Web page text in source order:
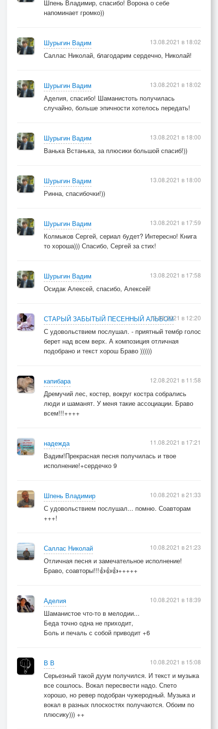
Шпень Владимир, спасибо! Ворона о себе
напоминает громко))
Шурыгин Вадим
Саллас Николай, благодарим сердечно, Николай!
13.08.2021 в 18:02
Шурыгин Вадим
Аделия, спасибо! Шаманистоть получилась
случайно, больше эпичности хотелось передать!
13.08.2021 в 18:02
Шурыгин Вадим
Ванька Встанька, за плюсики большой спасиб!))
13.08.2021 в 18:00
Шурыгин Вадим
Ринна, спасибочки!))
13.08.2021 в 18:00
Шурыгин Вадим
Колмыков Сергей, сериал будет? Интересно! Книга
то хороша))) Спасибо, Сергей за стих!
13.08.2021 в 17:59
Шурыгин Вадим
Осидак Алексей, спасибо, Алексей!
13.08.2021 в 17:58
СТАРЫЙ ЗАБЫТЫЙ ПЕСЕННЫЙ АЛЬБОМ
С удовольствием послушал. - приятный тембр голос
берет над всем верх. А композиция отличная
подобрано и текст хорош Браво ))))))
12.08.2021 в 12:20
капибара
Дремучий лес, костер, вокруг костра собрались
люди и шаманят. У меня такие ассоциации. Браво
всем!!!++++
12.08.2021 в 11:58
надежда
Вадим!Прекрасная песня получилась и твое
исполнение!+сердечко 9
11.08.2021 в 17:21
Шпень Владимир
С удовольствием послушал... помню. Соавторам
+++!
10.08.2021 в 21:33
Саллас Николай
Отличная песня и замечательное исполнение!
Браво, соавторы!!!👍👍👍+++++
10.08.2021 в 21:23
Аделия
Шаманистое что-то в мелодии...
Беда точно одна не приходит,
Боль и печаль с собой приводит +6
10.08.2021 в 18:39
В В
Серьезный такой дуум получился. И текст и музыка
все сошлось. Вокал пересвести надо. Спето
хорошо, но ревер подобран чужеродный. Музыка и
вокал в разных плоскостях получаются. Обоим по
плюсику))) ++
10.08.2021 в 15:08